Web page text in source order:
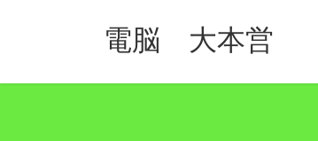
電脳 大本営